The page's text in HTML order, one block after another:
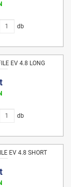
db
EV 4.8 LONG
db
EV 4.8 SHORT